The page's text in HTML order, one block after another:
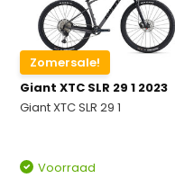
Zomersale!
Giant XTC SLR 29 1 2023
Giant XTC SLR 29 1
Voorraad